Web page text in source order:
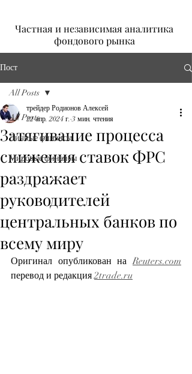
Частная и независимая аналитика
фондового рынка
Пост
All Posts
Личные финансы
Мировые финансы
All Posts
Затягивание процесса
снижения ставок ФРС
раздражает
руководителей
центральных банков по
всему миру
трейдер Родионов Алексей
22 апр. 2024 г. 3 мин. чтения
Оригинал опубликован на Reuters.com
перевод и редакция 2trade.ru